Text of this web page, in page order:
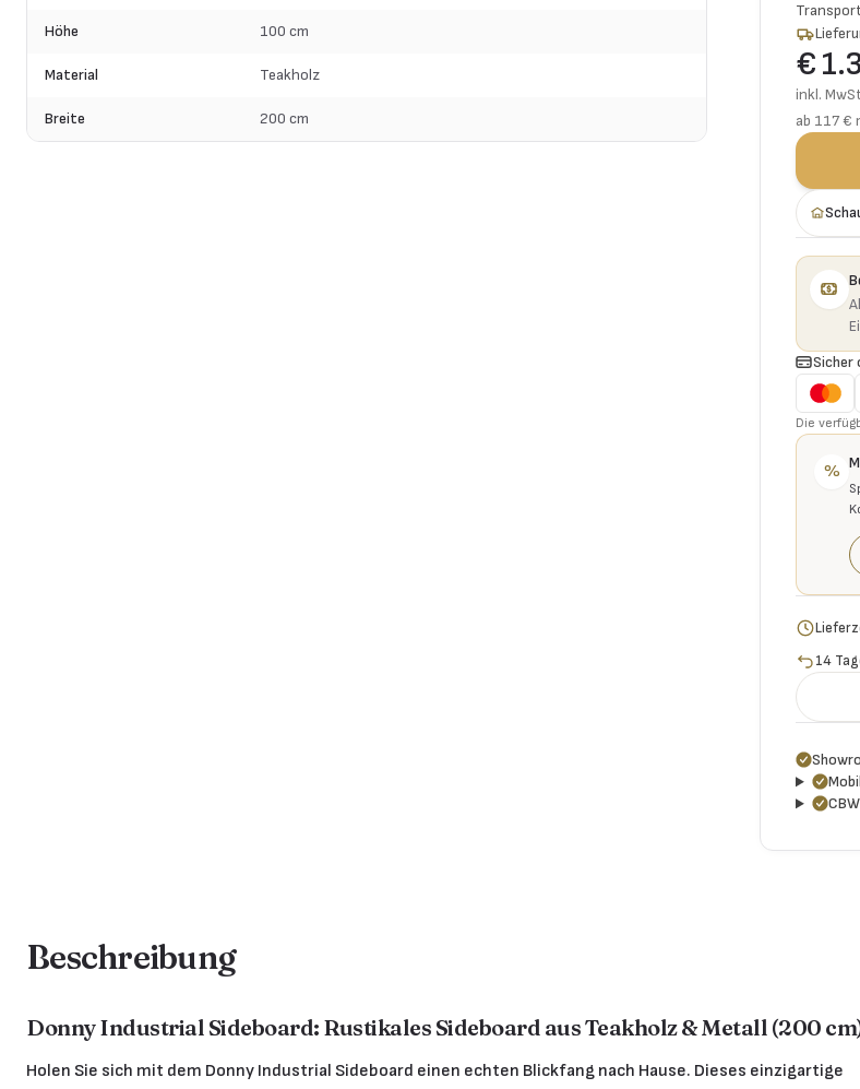
Höhe 100 cm
Material Teakholz
Breite 200 cm
€
inkl.
ab 117 €
Sicher
Die
%
14
Beschreibung
Donny Industrial Sideboard: Rustikales Sideboard aus Teakholz & Metall (200
Holen Sie sich mit dem Donny Industrial Sideboard einen echten Blickfang nach Hause. Dieses einzigartige